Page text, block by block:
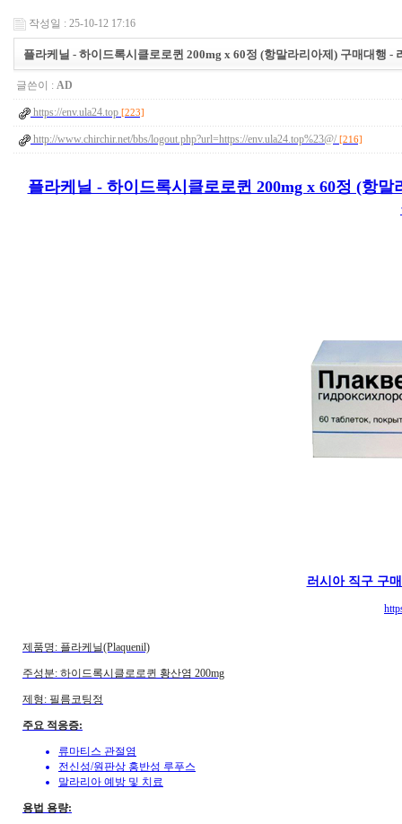
작성일 : 25-10-12 17:16
플라케닐 - 하이드록시클로로퀸 200mg x 60정 (항말라리아제) 구매대행 -
글쓴이 : AD
https://env.ula24.top [223]
http://www.chirchir.net/bbs/logout.php?url=https://env.ula24.top%23@/ [216]
플라케닐 - 하이드록시클로로퀸 200mg x 60정 (항
러시아 직구 구
제품명: 플라케닐(Plaquenil)
주성분: 하이드록시클로로퀸 황산염 200mg
제형: 필름코팅정
주요 적응증:
류마티스 관절염
전신성/원판상 홍반성 루푸스
말라리아 예방 및 치료
용법 용량: